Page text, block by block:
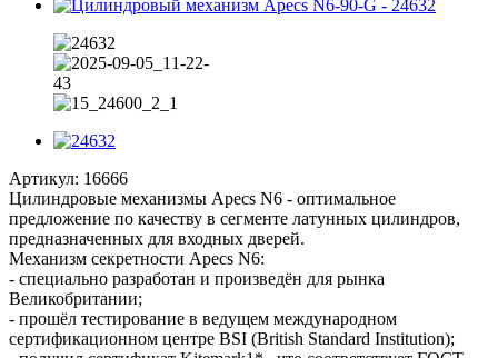
Артикул: 16666
Цилиндровые механизмы Apecs N6 - оптимальное
предложение по качеству в сегменте латунных цилиндров,
предназначенных для входных дверей.
Механизм секретности Apecs N6:
- специально разработан и произведён для рынка
Великобритании;
- прошёл тестирование в ведущем международном
сертификационном центре BSI (British Standard Institution);